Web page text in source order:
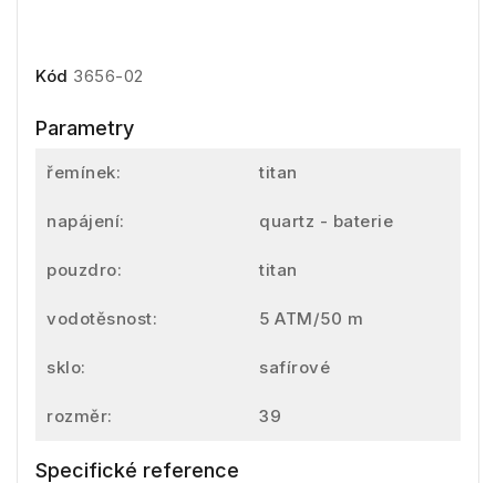
Kód 3656-02
Parametry
řemínek: titan
napájení: quartz - baterie
pouzdro: titan
vodotěsnost: 5 ATM/50 m
sklo: safírové
rozměr: 39
Specifické reference